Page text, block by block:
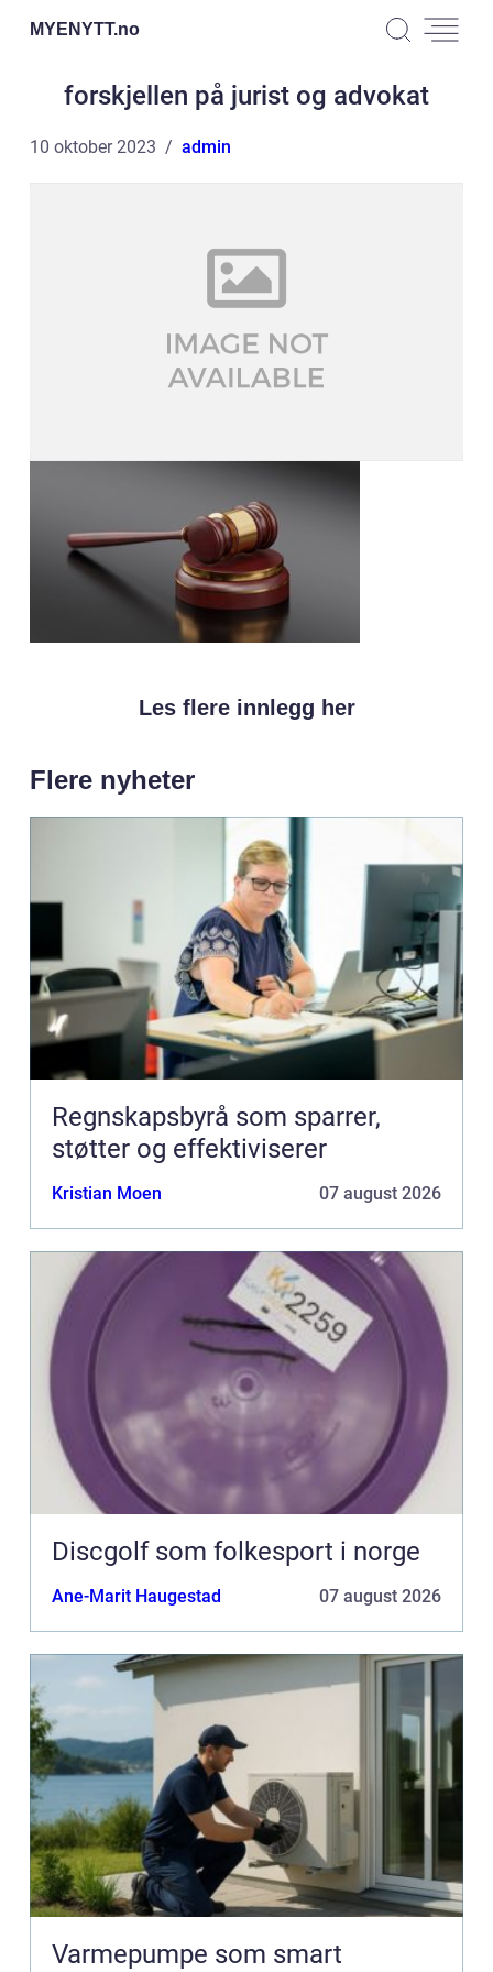
MYENYTT.no
forskjellen på jurist og advokat
10 oktober 2023 admin
Les flere innlegg her
Flere nyheter
Regnskapsbyrå som sparrer,
støtter og effektiviserer
Kristian Moen 07 august 2026
Discgolf som folkesport i norge
Ane-Marit Haugestad 07 august 2026
Varmepumpe som smart